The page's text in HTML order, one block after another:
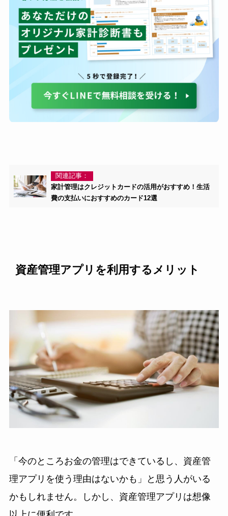
関連記事：
家計管理はクレジットカードの活用がおすすめ！生活
費の支払いにおすすめのカード12選
資産管理アプリを利用するメリット
「今のところお金の管理はできているし、資産管
理アプリを使う理由はないかも」と思う人がいる
かもしれません。しかし、資産管理アプリは想像